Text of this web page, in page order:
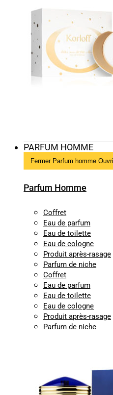
PARFUM HOMME
Fermer Parfum homme
Parfum Homme
Coffret
Eau de parfum
Eau de toilette
Eau de cologne
Produit après-rasage
Parfum de niche
Coffret
Eau de parfum
Eau de toilette
Eau de cologne
Produit après-rasage
Parfum de niche